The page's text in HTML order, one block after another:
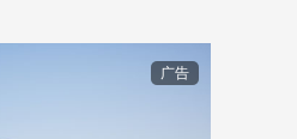
广告